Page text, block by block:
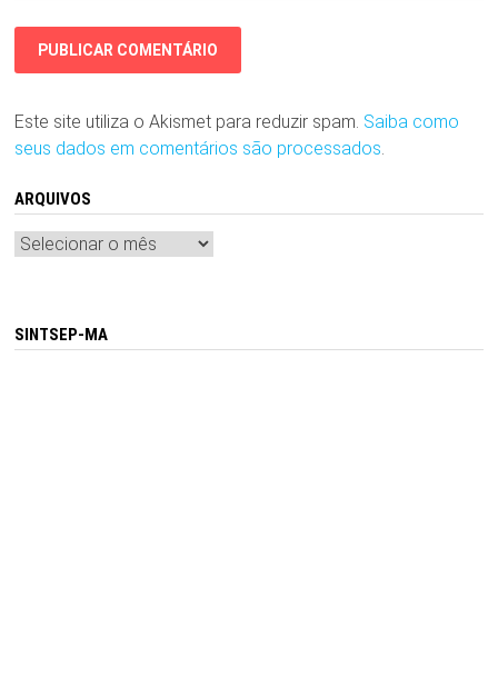
Este site utiliza o Akismet para reduzir spam. Saiba como
seus dados em comentários são processados.
ARQUIVOS
Arquivos
SINTSEP-MA